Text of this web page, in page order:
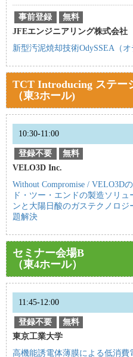
事前登録
無料
JFEエンジニアリング株式会社
新型汚泥焼却技術OdySSEA（
TCT Introducing ステー
（東3ホール)
10:30-11:00
登録不要
無料
VELO3D Inc.
Without Compromise / VELO3D
ド・ツー・エンドの製造ソリ
ンと大陽日酸のガステクノロ
題解決
セミナー会場B
（東4ホール）
11:45-12:00
登録不要
無料
東京工業大学
高機能誘電体薄膜による低消